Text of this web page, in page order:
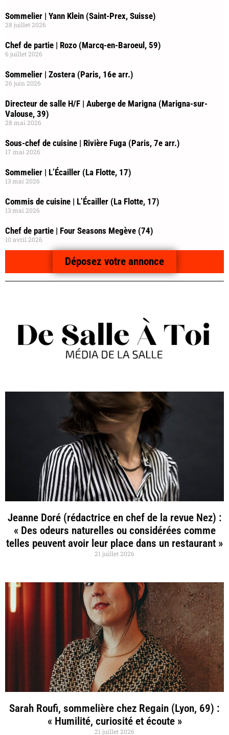
Sommelier | Yann Klein (Saint-Prex, Suisse)
28 juillet 2026
Chef de partie | Rozo (Marcq-en-Baroeul, 59)
6 juillet 2026
Sommelier | Zostera (Paris, 16e arr.)
26 juin 2026
Directeur de salle H/F | Auberge de Marigna (Marigna-sur-
Valouse, 39)
28 mai 2026
Sous-chef de cuisine | Rivière Fuga (Paris, 7e arr.)
17 mai 2026
Sommelier | L’Écailler (La Flotte, 17)
13 mai 2026
Commis de cuisine | L’Écailler (La Flotte, 17)
13 mai 2026
Chef de partie | Four Seasons Megève (74)
10 avril 2026
Déposez votre annonce
Jeanne Doré (rédactrice en chef de la revue Nez) :
« Des odeurs naturelles ou considérées comme
telles peuvent avoir leur place dans un restaurant »
21 juillet 2026
Sarah Roufi, sommelière chez Regain (Lyon, 69) :
« Humilité, curiosité et écoute »
21 juillet 2026